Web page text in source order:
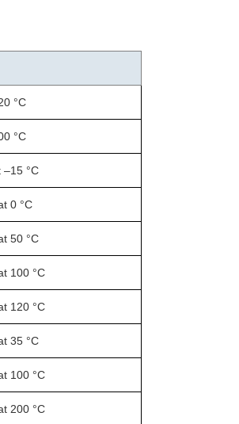
°C
°C
–15 °C
0 °C
50 °C
100 °C
120 °C
35 °C
100 °C
200 °C